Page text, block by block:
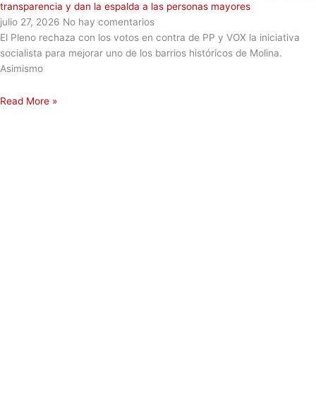
transparencia y dan la espalda a las personas mayores
julio 27, 2026 No hay comentarios
El Pleno rechaza con los votos en contra de PP y VOX la iniciativa
socialista para mejorar uno de los barrios históricos de Molina.
Asimismo
Read More »